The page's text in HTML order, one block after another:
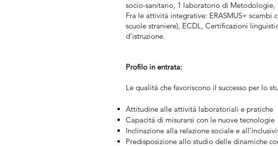
socio-sanitario, 1 laboratorio di Metodologie,
Fra le attività integrative: ERASMUS+ scambi
scuole straniere), ECDL, Certificazioni
d’istruzione.
Profilo in entrata:
Le qualità che favoriscono il successo per lo
Attitudine alle attività laboratoriali e pratiche
Capacità di misurarsi con le nuove tecnologie
Inclinazione alla relazione sociale e
Predisposizione allo studio delle dinamiche